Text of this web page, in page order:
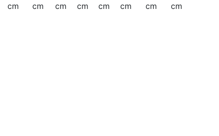
cm
cm
cm
cm
cm
cm
cm
cm